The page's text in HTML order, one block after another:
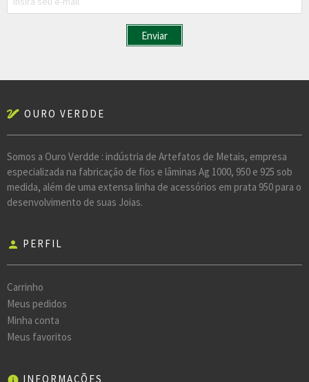
OURO VERDDE
Somos a Ouro Verdde : indústria de Artefatos de Metais, empresa
especializada na fabricação de fios e lâminas Ag 1000, 950 e 925 sob
medida, além de uma extensa linha de acessórios em prata 950 para o
desenvolvimento de suas Joias.
person PERFIL
Carrinho
Meus pedidos
Minha conta
Meus favoritos
INFORMAÇÕES